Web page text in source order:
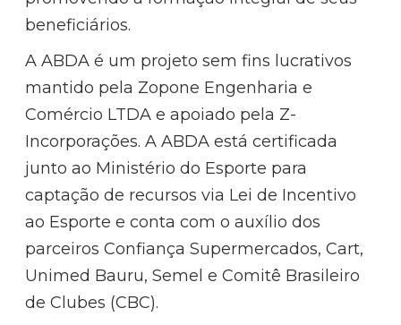
beneficiários.
A ABDA é um projeto sem fins lucrativos
mantido pela Zopone Engenharia e
Comércio LTDA e apoiado pela Z-
Incorporações. A ABDA está certificada
junto ao Ministério do Esporte para
captação de recursos via Lei de Incentivo
ao Esporte e conta com o auxílio dos
parceiros Confiança Supermercados, Cart,
Unimed Bauru, Semel e Comitê Brasileiro
de Clubes (CBC).